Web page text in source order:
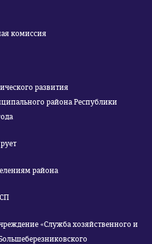
комиссия
развития
района Республики
2025 года
района
«Служба хозяйственного и